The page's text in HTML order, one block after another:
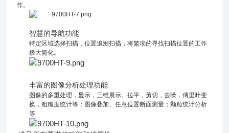
作。
智慧的导航功能
特定区域选择扫描，位置追溯扫描，将繁琐的寻找扫描位置的工作
极大简化。
丰富的图像分析处理功能
图像的多重处理，显示，三维展示。拉平，剪切，去噪，傅里叶变
换，粗糙度统计等；图像叠加、任意位置断面测量；颗粒统计分析
等